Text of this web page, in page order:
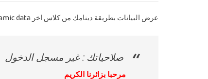
عرض البيانات بطريقة دينامك من كلاس اخر C# Linq dinamic data
صلاحياتك : غير مسجل الدخول
مرحبا بزائرنا الكريم